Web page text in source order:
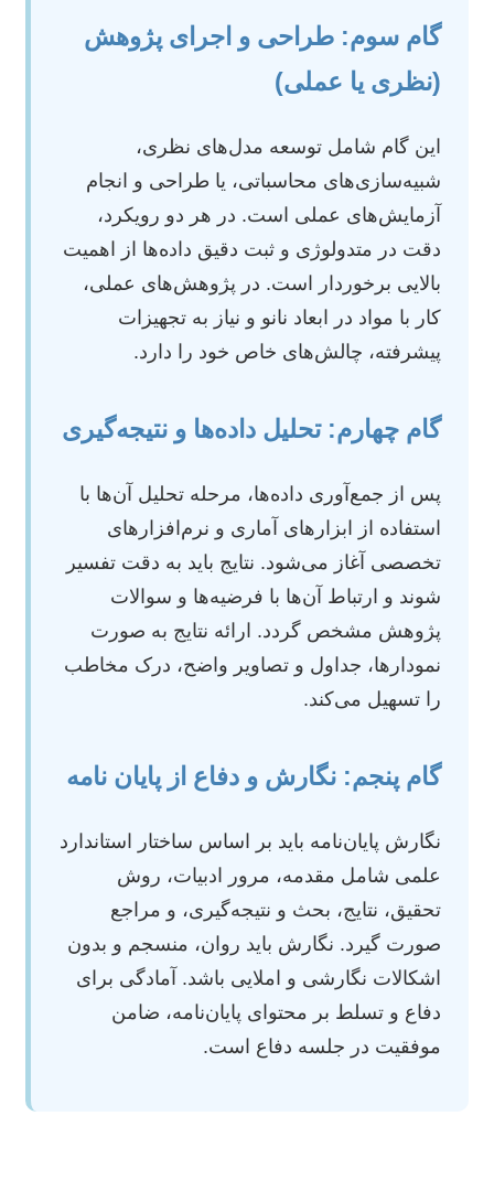
گام سوم: طراحی و اجرای پژوهش
(نظری یا عملی)
این گام شامل توسعه مدل‌های نظری،
شبیه‌سازی‌های محاسباتی، یا طراحی و انجام
آزمایش‌های عملی است. در هر دو رویکرد،
دقت در متدولوژی و ثبت دقیق داده‌ها از اهمیت
بالایی برخوردار است. در پژوهش‌های عملی،
کار با مواد در ابعاد نانو و نیاز به تجهیزات
پیشرفته، چالش‌های خاص خود را دارد.
گام چهارم: تحلیل داده‌ها و نتیجه‌گیری
پس از جمع‌آوری داده‌ها، مرحله تحلیل آن‌ها با
استفاده از ابزارهای آماری و نرم‌افزارهای
تخصصی آغاز می‌شود. نتایج باید به دقت تفسیر
شوند و ارتباط آن‌ها با فرضیه‌ها و سوالات
پژوهش مشخص گردد. ارائه نتایج به صورت
نمودارها، جداول و تصاویر واضح، درک مخاطب
را تسهیل می‌کند.
گام پنجم: نگارش و دفاع از پایان نامه
نگارش پایان‌نامه باید بر اساس ساختار استاندارد
علمی شامل مقدمه، مرور ادبیات، روش
تحقیق، نتایج، بحث و نتیجه‌گیری، و مراجع
صورت گیرد. نگارش باید روان، منسجم و بدون
اشکالات نگارشی و املایی باشد. آمادگی برای
دفاع و تسلط بر محتوای پایان‌نامه، ضامن
موفقیت در جلسه دفاع است.